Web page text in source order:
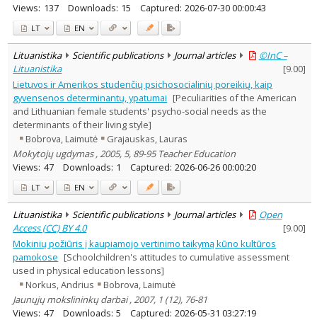
Views: 137 Downloads: 15 Captured: 2026-07-30 00:00:43
LT EN
Lituanistika Scientific publications Journal articles
©InC –
Lituanistika
[9.00]
Lietuvos ir Amerikos studenčių psichosocialinių poreikių, kaip
gyvensenos determinantų, ypatumai [Peculiarities of the American
and Lithuanian female students' psycho-social needs as the
determinants of their living style]
Bobrova, Laimutė
Grajauskas, Lauras
Mokytojų ugdymas , 2005, 5, 89-95 Teacher Education
Views: 47 Downloads: 1 Captured: 2026-06-26 00:00:20
LT EN
Lituanistika Scientific publications Journal articles
Open
Access (CC) BY 4.0
[9.00]
Mokinių požiūris į kaupiamojo vertinimo taikymą kūno kultūros
pamokose [Schoolchildren's attitudes to cumulative assessment
used in physical education lessons]
Norkus, Andrius
Bobrova, Laimutė
Jaunųjų mokslininkų darbai , 2007, 1 (12), 76-81
Views: 47 Downloads: 5 Captured: 2026-05-31 03:27:19